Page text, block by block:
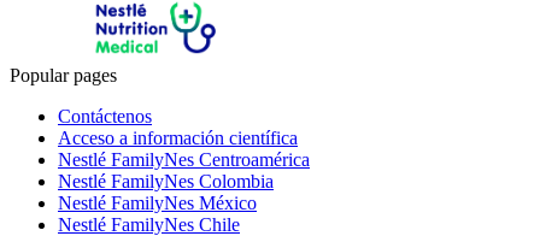
Popular pages
Contáctenos
Acceso a información científica
Nestlé FamilyNes Centroamérica
Nestlé FamilyNes Colombia
Nestlé FamilyNes México
Nestlé FamilyNes Chile